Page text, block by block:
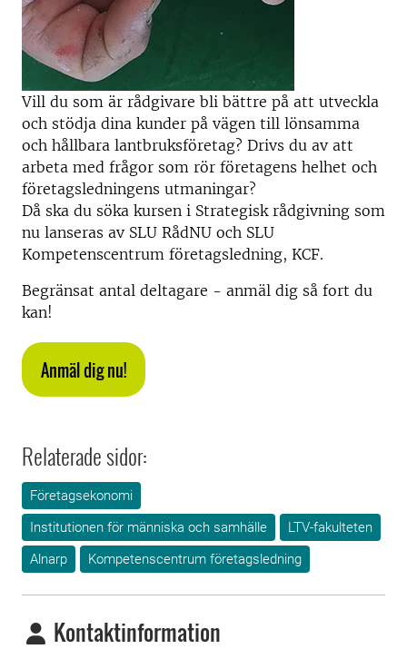
Vill du som är rådgivare bli bättre på att utveckla
och stödja dina kunder på vägen till lönsamma
och hållbara lantbruksföretag? Drivs du av att
arbeta med frågor som rör företagens helhet och
företagsledningens utmaningar?
Då ska du söka kursen i Strategisk rådgivning som
nu lanseras av SLU RådNU och SLU
Kompetenscentrum företagsledning, KCF.
Begränsat antal deltagare - anmäl dig så fort du
kan!
Anmäl dig nu!
Relaterade sidor:
Företagsekonomi
Institutionen för människa och samhälle
LTV-fakulteten
Alnarp
Kompetenscentrum företagsledning
Kontaktinformation